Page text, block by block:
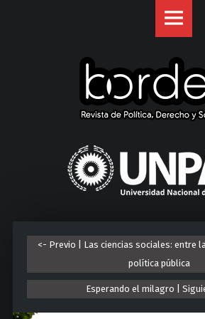
U
n
i
v
r
s
i
d
a
<- Previo | Las ciencias sociales: entre
política pública
Esperando el milagro |